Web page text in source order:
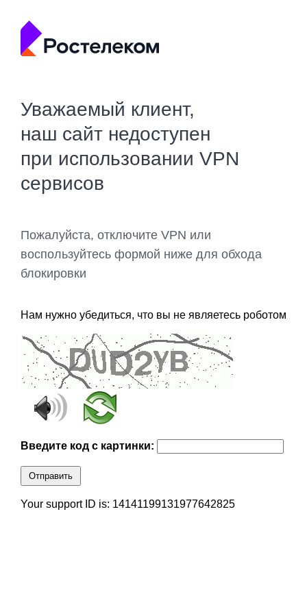
Уважаемый клиент,
наш сайт недоступен
при использовании VPN
сервисов
Пожалуйста, отключите VPN или
воспользуйтесь формой ниже для обхода
блокировки
Нам нужно убедиться, что вы не являетесь роботом
Введите код с картинки:
Отправить
Your support ID is: 14141199131977642825